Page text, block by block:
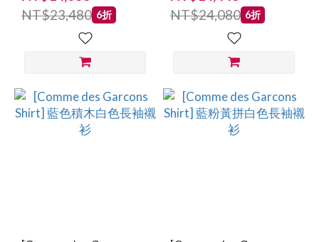
NT$23,480 6折
NT$24,080 6折